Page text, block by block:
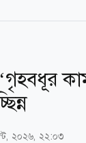
২০২৬, ২২:০৩